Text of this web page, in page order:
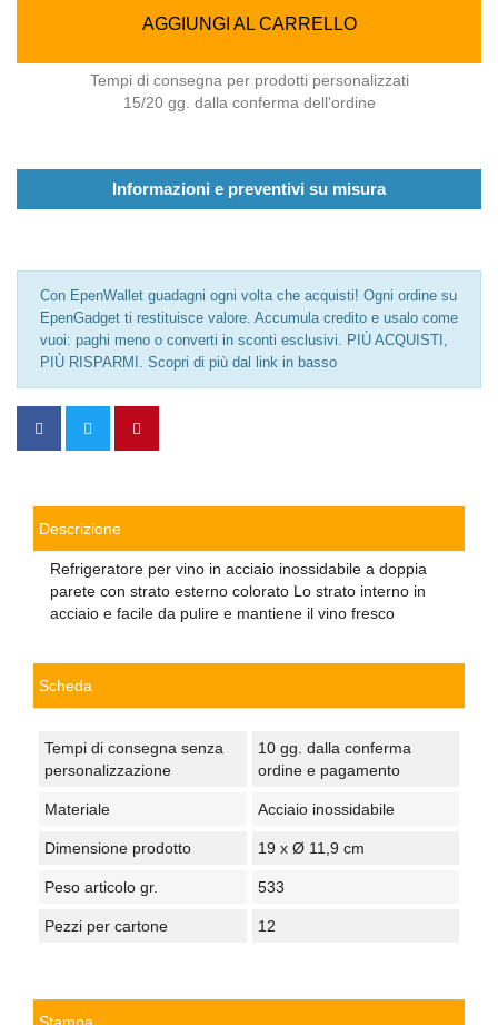
AGGIUNGI AL CARRELLO
Tempi di consegna per prodotti personalizzati
15/20 gg. dalla conferma dell'ordine
Informazioni e preventivi su misura
Con EpenWallet guadagni ogni volta che acquisti! Ogni ordine su
EpenGadget ti restituisce valore. Accumula credito e usalo come
vuoi: paghi meno o converti in sconti esclusivi. PIÙ ACQUISTI,
PIÙ RISPARMI. Scopri di più dal link in basso
Descrizione
Refrigeratore per vino in acciaio inossidabile a doppia
parete con strato esterno colorato Lo strato interno in
acciaio e facile da pulire e mantiene il vino fresco
Scheda
Tempi di consegna senza
personalizzazione
10 gg. dalla conferma
ordine e pagamento
Materiale Acciaio inossidabile
Dimensione prodotto 19 x Ø 11,9 cm
Peso articolo gr. 533
Pezzi per cartone 12